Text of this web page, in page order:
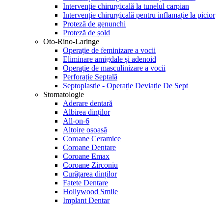
Intervenție chirurgicală la tunelul carpian
Intervenție chirurgicală pentru inflamație la picior
Proteză de genunchi
Proteză de șold
Oto-Rino-Laringe
Operație de feminizare a vocii
Eliminare amigdale și adenoid
Operație de masculinizare a vocii
Perforație Septală
Septoplastie - Operație Deviație De Sept
Stomatologie
Aderare dentară
Albirea dinților
All-on-6
Altoire osoasă
Coroane Ceramice
Coroane Dentare
Coroane Emax
Coroane Zirconiu
Curățarea dinților
Fațete Dentare
Hollywood Smile
Implant Dentar